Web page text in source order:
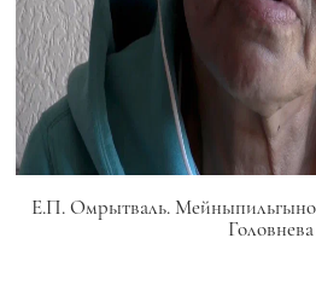
Е.П. Омрытваль.
Головнева